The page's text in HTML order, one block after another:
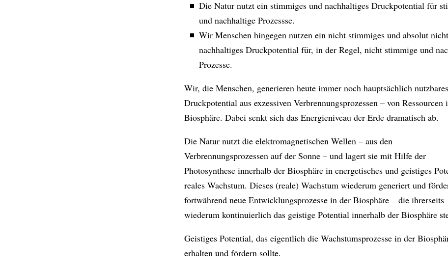
Die Natur nutzt ein stimmiges und nachhaltiges Druckpotential für
und nachhaltige Prozessse.
Wir Menschen hingegen nutzen ein nicht stimmiges und absolut nicht
nachhaltiges Druckpotential für, in der Regel, nicht stimmige und
Prozesse.
Wir, die Menschen, generieren heute immer noch hauptsächlich nutzbares
Druckpotential aus exzessiven Verbrennungsprozessen – von Ressourcen
Biosphäre. Dabei senkt sich das Energieniveau der Erde dramatisch ab.
Die Natur nutzt die elektromagnetischen Wellen – aus den
Verbrennungsprozessen auf der Sonne – und lagert sie mit Hilfe der
Photosynthese innerhalb der Biosphäre in energetisches und geistiges
reales Wachstum. Dieses (reale) Wachstum wiederum generiert und
fortwährend neue Entwicklungsprozesse in der Biosphäre – die ihrerseits
wiederum kontinuierlich das geistige Potential innerhalb der Biosphäre
Geistiges Potential, das eigentlich die Wachstumsprozesse in der
erhalten und fördern sollte.